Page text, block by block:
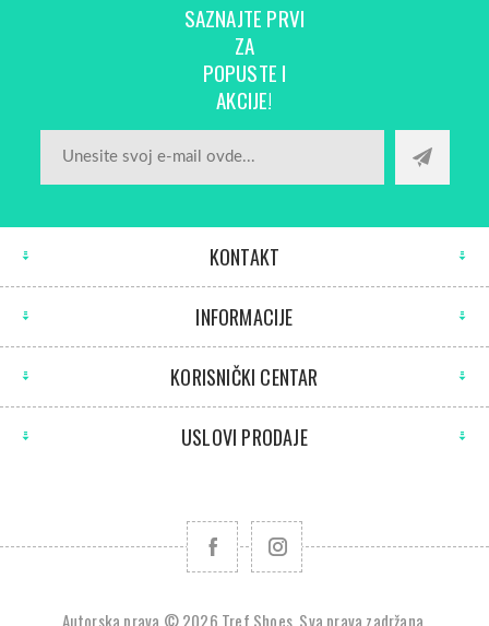
SAZNAJTE PRVI
ZA
POPUSTE I
AKCIJE!
KONTAKT
INFORMACIJE
KORISNIČKI CENTAR
USLOVI PRODAJE
Autorska prava © 2026 Tref Shoes. Sva prava zadržana.